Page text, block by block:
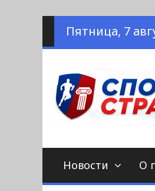
НаверхПятница, 7
Новости О